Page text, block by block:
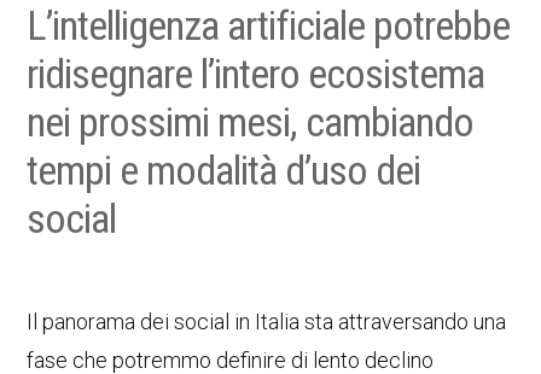
L’intelligenza artificiale potrebbe
ridisegnare l’intero ecosistema
nei prossimi mesi, cambiando
tempi e modalità d’uso dei
social
Il panorama dei social in Italia sta attraversando una
fase che potremmo definire di lento declino